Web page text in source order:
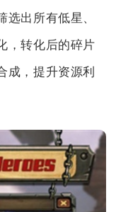
出所有低星、
，转化后的碎片
成，提升资源利